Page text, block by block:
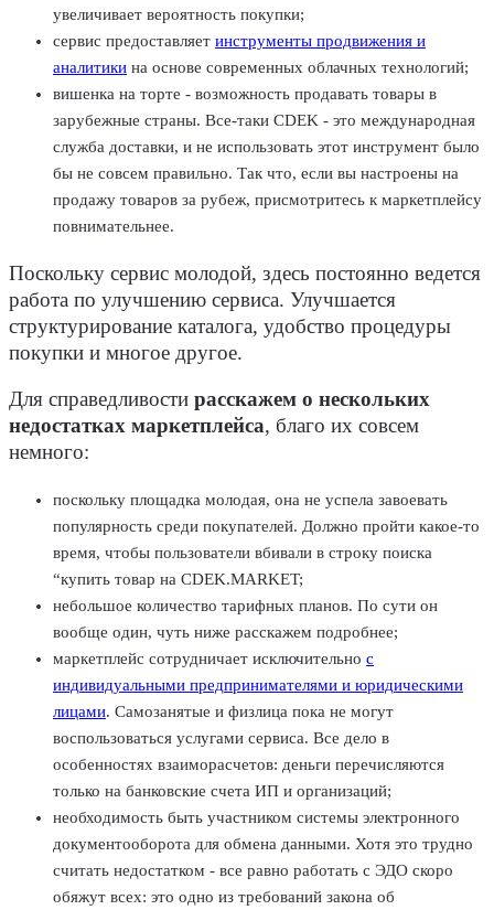
увеличивает вероятность покупки;
сервис предоставляет инструменты продвижения и
аналитики на основе современных облачных технологий;
вишенка на торте - возможность продавать товары в
зарубежные страны. Все-таки CDEK - это международная
служба доставки, и не использовать этот инструмент было
бы не совсем правильно. Так что, если вы настроены на
продажу товаров за рубеж, присмотритесь к маркетплейсу
повнимательнее.
Поскольку сервис молодой, здесь постоянно ведется
работа по улучшению сервиса. Улучшается
структурирование каталога, удобство процедуры
покупки и многое другое.
Для справедливости расскажем о нескольких
недостатках маркетплейса, благо их совсем
немного:
поскольку площадка молодая, она не успела завоевать
популярность среди покупателей. Должно пройти какое-то
время, чтобы пользователи вбивали в строку поиска
“купить товар на CDEK.MARKET;
небольшое количество тарифных планов. По сути он
вообще один, чуть ниже расскажем подробнее;
маркетплейс сотрудничает исключительно с
индивидуальными предпринимателями и юридическими
лицами. Самозанятые и физлица пока не могут
воспользоваться услугами сервиса. Все дело в
особенностях взаиморасчетов: деньги перечисляются
только на банковские счета ИП и организаций;
необходимость быть участником системы электронного
документооборота для обмена данными. Хотя это трудно
считать недостатком - все равно работать с ЭДО скоро
обяжут всех: это одно из требований закона об